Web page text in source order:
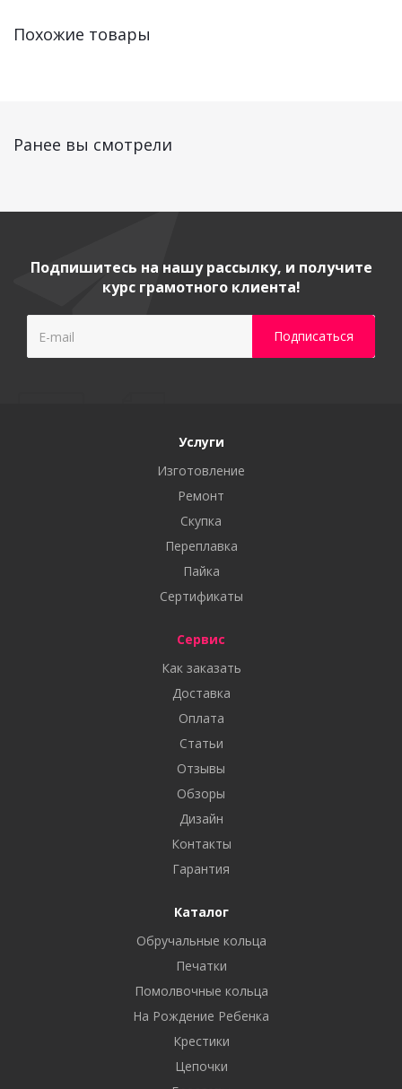
Похожие товары
Ранее вы смотрели
Подпишитесь на нашу рассылку, и получите
курс грамотного клиента!
Услуги
Изготовление
Ремонт
Скупка
Переплавка
Пайка
Сертификаты
Сервис
Как заказать
Доставка
Оплата
Статьи
Отзывы
Обзоры
Дизайн
Контакты
Гарантия
Каталог
Обручальные кольца
Печатки
Помолвочные кольца
На Рождение Ребенка
Крестики
Цепочки